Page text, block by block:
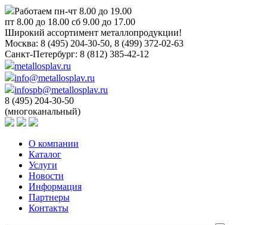
Работаем пн-чт 8.00 до 19.00
пт 8.00 до 18.00 сб 9.00 до 17.00
Широкий ассортимент металлопродукции!
Москва: 8 (495) 204-30-50, 8 (499) 372-02-63
Санкт-Петербург: 8 (812) 385-42-12
metallosplav.ru
info@metallosplav.ru
infospb@metallosplav.ru
8 (495) 204-30-50
(многоканальный)
О компании
Каталог
Услуги
Новости
Информация
Партнеры
Контакты